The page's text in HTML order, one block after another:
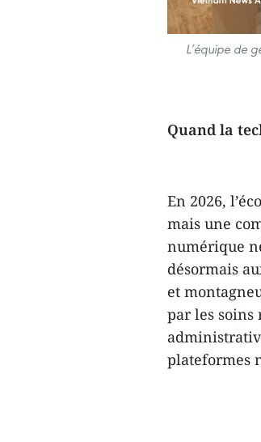
L’équipe de
Quand la
En 2026,
mais une
numérique
désormais
et
par les soins
plateformes